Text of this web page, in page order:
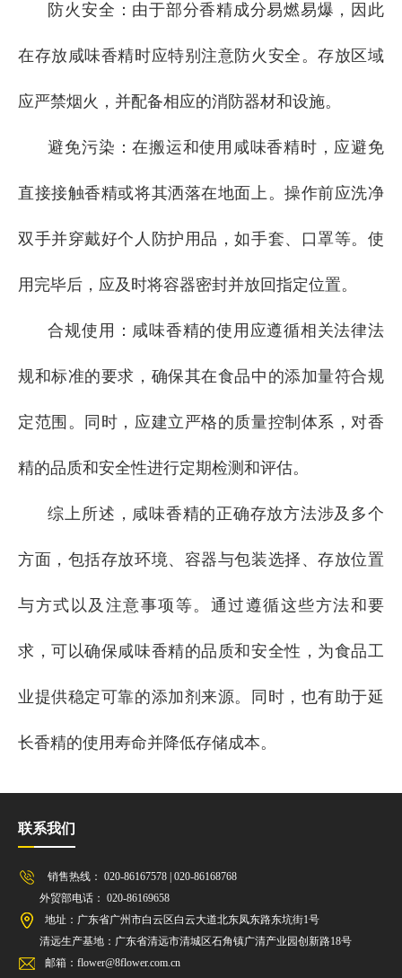
防火安全：由于部分香精成分易燃易爆，因此
在存放咸味香精时应特别注意防火安全。存放区域
应严禁烟火，并配备相应的消防器材和设施。
避免污染：在搬运和使用咸味香精时，应避免
直接接触香精或将其洒落在地面上。操作前应洗净
双手并穿戴好个人防护用品，如手套、口罩等。使
用完毕后，应及时将容器密封并放回指定位置。
合规使用：咸味香精的使用应遵循相关法律法
规和标准的要求，确保其在食品中的添加量符合规
定范围。同时，应建立严格的质量控制体系，对香
精的品质和安全性进行定期检测和评估。
综上所述，咸味香精的正确存放方法涉及多个
方面，包括存放环境、容器与包装选择、存放位置
与方式以及注意事项等。通过遵循这些方法和要
求，可以确保咸味香精的品质和安全性，为食品工
业提供稳定可靠的添加剂来源。同时，也有助于延
长香精的使用寿命并降低存储成本。
联系我们
销售热线： 020-86167578 | 020-86168768
外贸部电话： 020-86169658
地址：广东省广州市白云区白云大道北东凤东路东坑街1号
清远生产基地：广东省清远市清城区石角镇广清产业园创新路18号
邮箱：flower@8flower.com.cn